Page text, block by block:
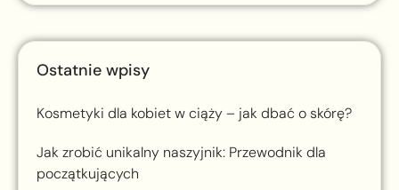
Ostatnie wpisy
Kosmetyki dla kobiet w ciąży – jak dbać o skórę?
Jak zrobić unikalny naszyjnik: Przewodnik dla
początkujących